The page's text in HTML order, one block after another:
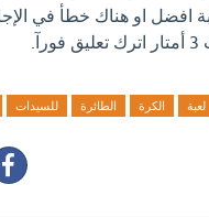
افضل او هناك خطأ في
لعبة الكرة الطائرة للسيدات